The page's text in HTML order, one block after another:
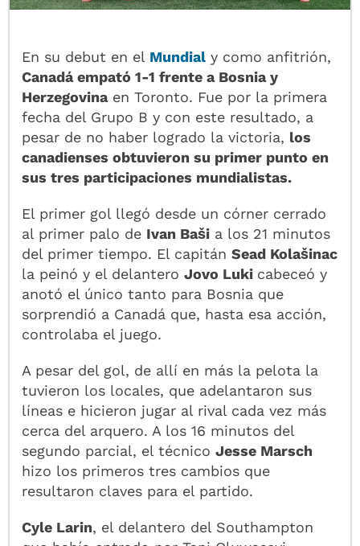
En su debut en el Mundial y como anfitrión,
Canadá empató 1-1 frente a Bosnia y
Herzegovinaen Toronto. Fue por la primera
fecha del Grupo B y con este resultado, a
pesar de no haber logrado la victoria, los
canadienses obtuvieron su primer punto en
sus tres participaciones mundialistas.
El primer gol llegó desde un córner cerrado
al primer palo de Ivan Baši a los 21 minutos
del primer tiempo. El capitánSead Kolašinac
la peinó y el delanteroJovo Luki cabeceó y
anotó el único tanto para Bosnia que
sorprendió a Canadá que, hasta esa acción,
controlaba el juego.
A pesar del gol, de allí en más la pelota la
tuvieron los locales, que adelantaron sus
líneas e hicieron jugar al rival cada vez más
cerca del arquero. A los 16 minutos del
segundo parcial, el técnicoJesse Marsch
hizo los primeros tres cambios que
resultaron claves para el partido.
Cyle Larin, el delantero del Southampton